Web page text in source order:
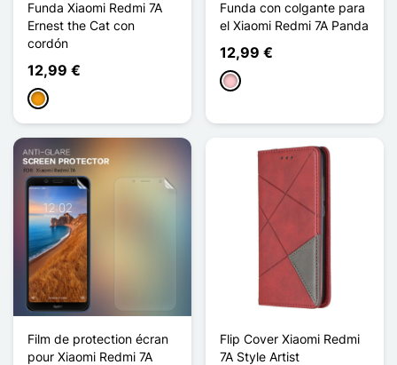
Funda Xiaomi Redmi 7A
Ernest the Cat con
cordón
12,99 €
Naranja
Funda con colgante para
el Xiaomi Redmi 7A Panda
12,99 €
Rosa
Film de protection écran
pour Xiaomi Redmi 7A
Flip Cover Xiaomi Redmi
7A Style Artist